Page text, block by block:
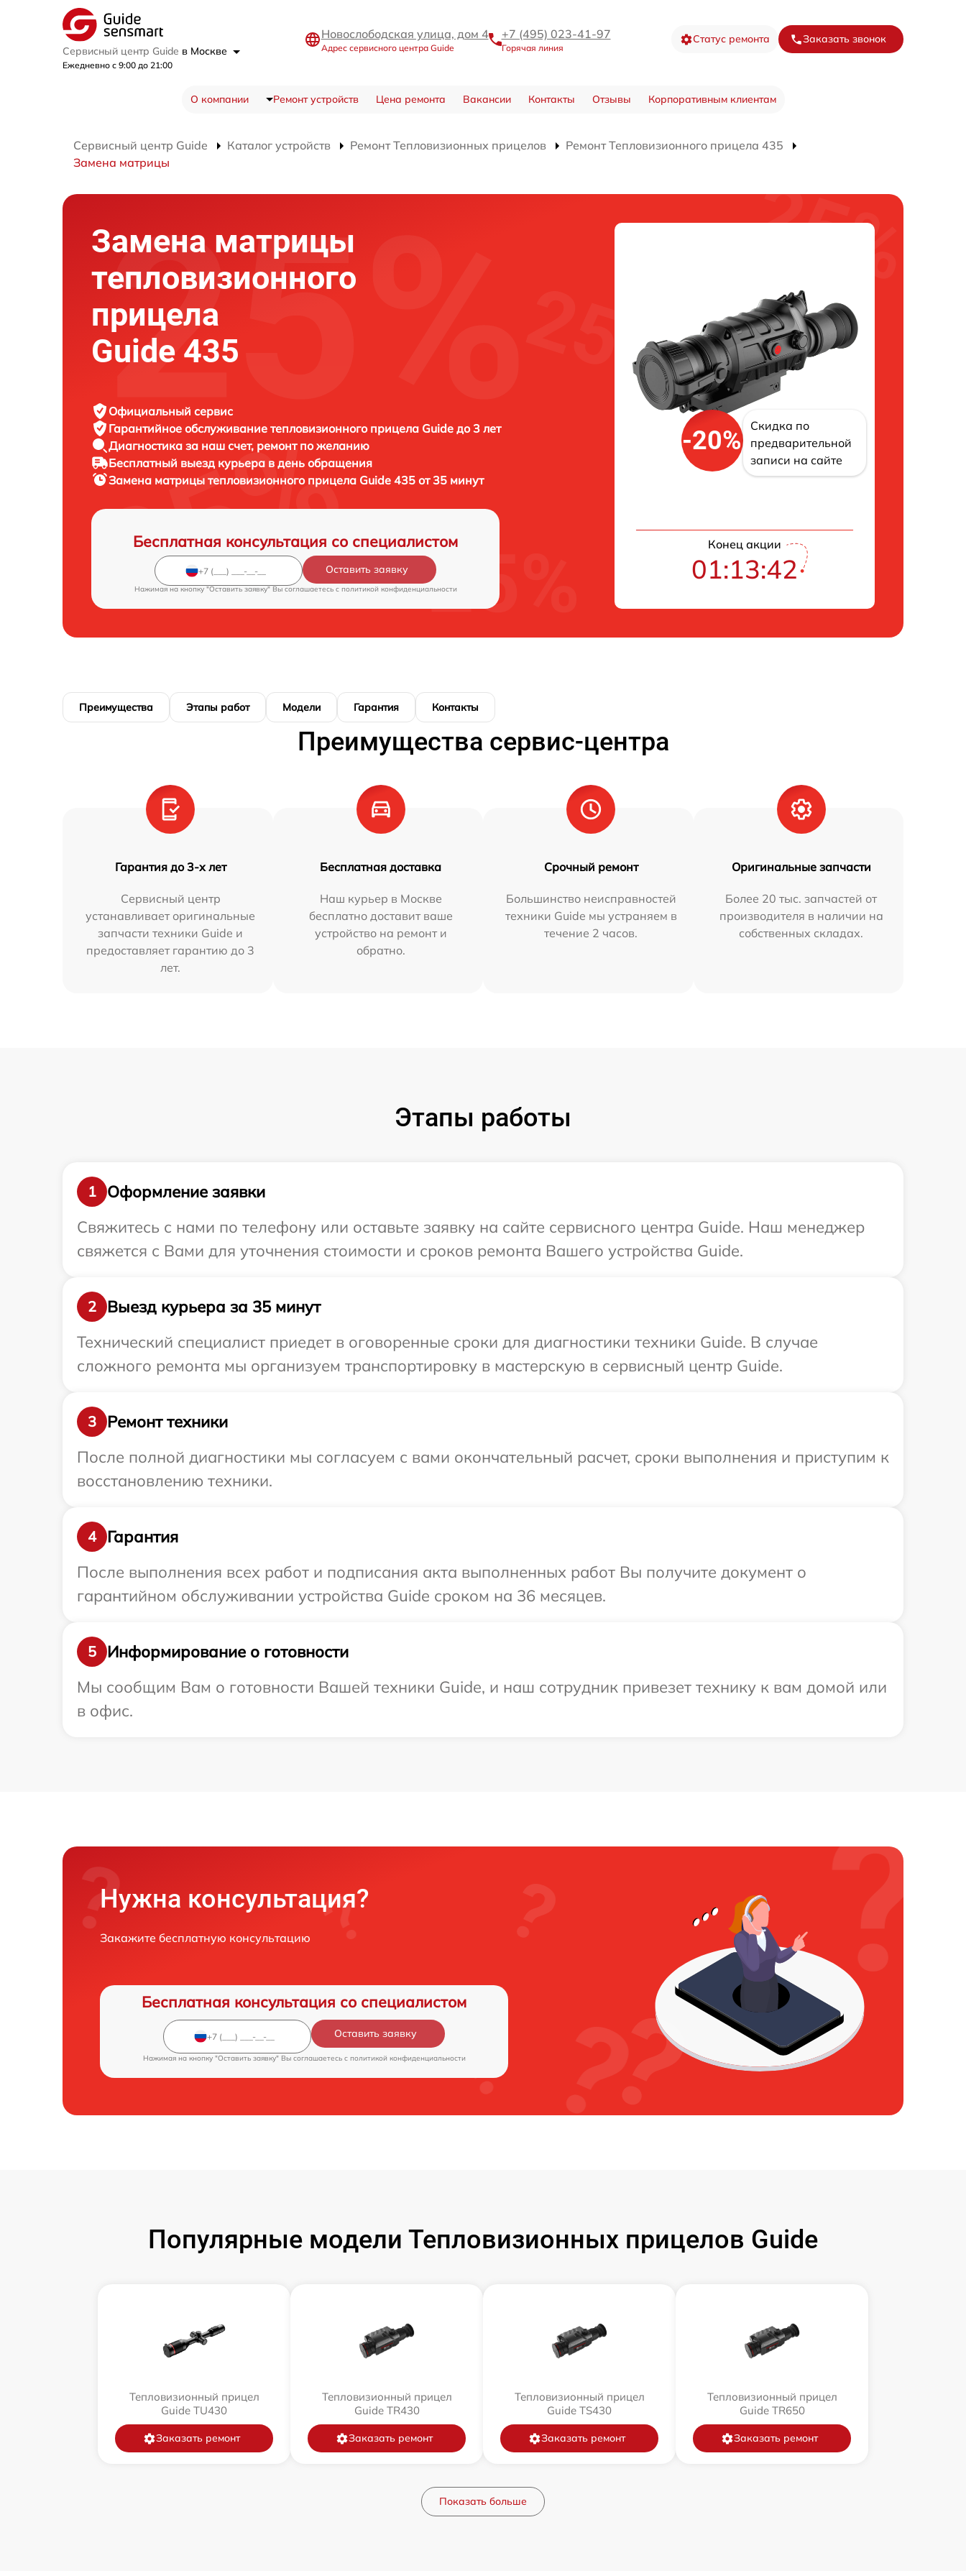
Сервисный центр Guide в Москве
Ежедневно с 9:00 до 21:00
Новослободская улица, дом 4
Адрес сервисного центра Guide
+7 (495) 023-41-97
Горячая линия
Статус ремонта Заказать звонок
О компании Ремонт устройств Цена ремонта Вакансии Контакты Отзывы Корпоративным клиентам
Сервисный центр Guide Каталог устройств Ремонт Тепловизионных прицелов
Ремонт Тепловизионного прицела 435
Замена матрицы
Замена матрицы
тепловизионного
прицела
Guide 435
Официальный сервис
Гарантийное обслуживание тепловизионного прицела Guide до 3 лет
Диагностика за наш счет, ремонт по желанию
Бесплатный выезд курьера в день обращения
Замена матрицы тепловизионного прицела Guide 435 от 35 минут
Бесплатная консультация со специалистом
Оставить заявку
Нажимая на кнопку "Оставить заявку" Вы соглашаетесь c политикой конфиденциальности
-20%
Скидка по
предварительной
записи на сайте
Конец акции
01:13:41
Преимущества Этапы работ Модели Гарантия Контакты
Преимущества сервис-центра
Гарантия до 3-х лет
Сервисный центр
устанавливает оригинальные
запчасти техники Guide и
предоставляет гарантию до 3
лет.
Бесплатная доставка
Наш курьер в Москве
бесплатно доставит ваше
устройство на ремонт и
обратно.
Срочный ремонт
Большинство неисправностей
техники Guide мы устраняем в
течение 2 часов.
Оригинальные запчасти
Более 20 тыс. запчастей от
производителя в наличии на
собственных складах.
Этапы работы
1
Оформление заявки
Свяжитесь с нами по телефону или оставьте заявку на сайте сервисного центра Guide. Наш менеджер
свяжется с Вами для уточнения стоимости и сроков ремонта Вашего устройства Guide.
2
Выезд курьера за 35 минут
Технический специалист приедет в оговоренные сроки для диагностики техники Guide. В случае
сложного ремонта мы организуем транспортировку в мастерскую в сервисный центр Guide.
3
Ремонт техники
После полной диагностики мы согласуем с вами окончательный расчет, сроки выполнения и приступим к
восстановлению техники.
4
Гарантия
После выполнения всех работ и подписания акта выполненных работ Вы получите документ о
гарантийном обслуживании устройства Guide сроком на 36 месяцев.
5
Информирование о готовности
Мы сообщим Вам о готовности Вашей техники Guide, и наш сотрудник привезет технику к вам домой или
в офис.
Нужна консультация?
Закажите бесплатную консультацию
Бесплатная консультация со специалистом
Оставить заявку
Нажимая на кнопку "Оставить заявку" Вы соглашаетесь c политикой конфиденциальности
Популярные модели Тепловизионных прицелов Guide
Тепловизионный прицел
Guide TU430
Заказать ремонт
Тепловизионный прицел
Guide TR430
Заказать ремонт
Тепловизионный прицел
Guide TS430
Заказать ремонт
Тепловизионный прицел
Guide TR650
Заказать ремонт
Показать больше